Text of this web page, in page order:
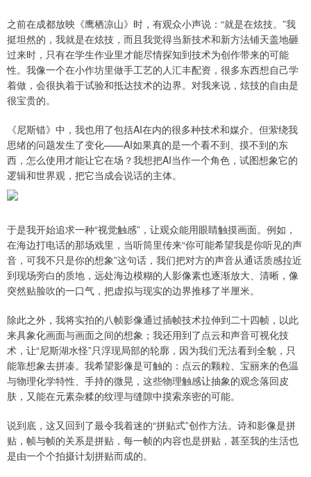
之前在成都放映《鹰栖凉山》时，有观众小声说：“就是在炫技。”我
挺坦然的，我就是在炫技，而且我觉得当新技术和新方法铺天盖地砸
过来时，只有在学生作业里才能尽情探知到技术为创作带来的可能
性。我像一个在小作坊里做手工艺的人汇丰配资，很多东西想自己学
着做，会很执着于试验和抵达技术的边界。对我来说，炫技的自由是
很宝贵的。
《尼斯错》中，我也用了包括AI在内的很多种技术和媒介。但萦绕我
思绪的问题发生了变化——AI如果真的是一个看不到、摸不到的东
西，怎么使用才能让它在场？我想把AI当作一个角色，试图想象它的
逻辑和世界观，把它当成会说话的主体。
于是我开始追求一种“视觉触感”，让观众能用眼睛触摸画面。例如，
在海边打电话的那场戏里，当听筒里传来“你可能希望我是你听见的声
音，可我不只是你的想象”这句话，我们把对方的声音从通话质感拉近
到现场旁白的质地，远处海边模糊的人影像素也逐渐放大、清晰，像
突然贴脸吹的一口气，把虚拟与现实的边界推移了半厘米。
除此之外，我将实拍的八帧影像通过插帧技术拉伸到二十四帧，以此
来具象化画面与画面之间的想象；我还用到了点云和声音可视化技
术，让“尼斯湖水怪”只浮现局部的轮廓，因为我们无法看到全貌，只
能靠想象去拼凑。我希望影像是可触的：点云的颗粒、宝丽来的色温
与物理化学特性、手持的微晃，这些物理触感让抽象的观念落回皮
肤，又能在元素杂糅的纹理与缝隙中摸索亲密的可能。
说到底，这又回到了最令我着迷的“拼贴式”创作方法。诗和影像是拼
贴，帧与帧的关系是拼贴，每一帧的内容也是拼贴，甚至我的生活也
是由一个个拍摄计划拼贴而成的。